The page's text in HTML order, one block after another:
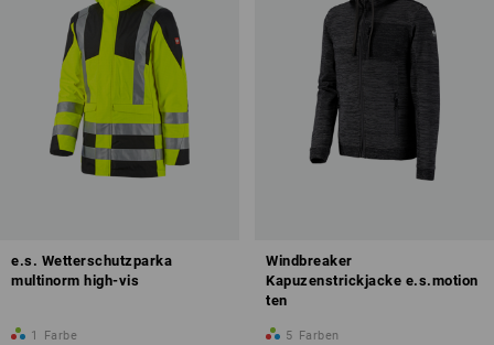
e.s. Wetterschutzparka
multinorm high-vis
1 Farbe
Windbreaker
Kapuzenstrickjacke e.s.motion
ten
5 Farben